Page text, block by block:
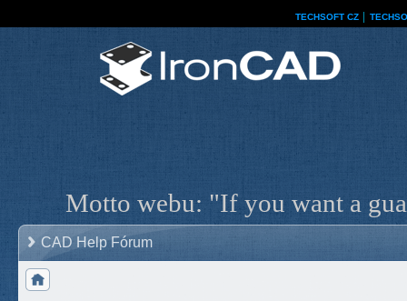
TECHSOFT CZ
Motto webu: "If you want a
CAD Help Fórum